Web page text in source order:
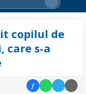
copilul de
care s-a
f